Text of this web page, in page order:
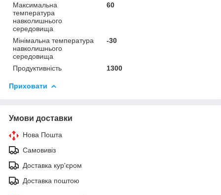
Максимальна
температура
навколишнього
середовища
60
Мінімальна температура
навколишнього
середовища
-30
Продуктивність 1300
Приховати
Умови доставки
Нова Пошта
Самовивіз
Доставка кур'єром
Доставка поштою